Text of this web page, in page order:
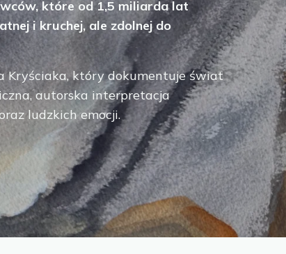
które od 1,5 miliarda lat
i kruchej, ale zdolnej do
Kryściaka, który dokumentuje świat
autorska interpretacja
ludzkich emocji.